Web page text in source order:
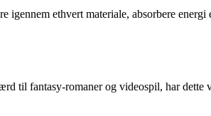
ethvert materiale, absorbere
til fantasy-romaner og videospil, har dette